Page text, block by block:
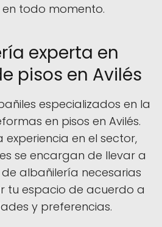
todo momento.
experta en
pisos en Avilés
especializados en la
en pisos en Avilés.
en el sector,
se encargan de llevar a
albañilería necesarias
tu espacio de acuerdo a
y preferencias.